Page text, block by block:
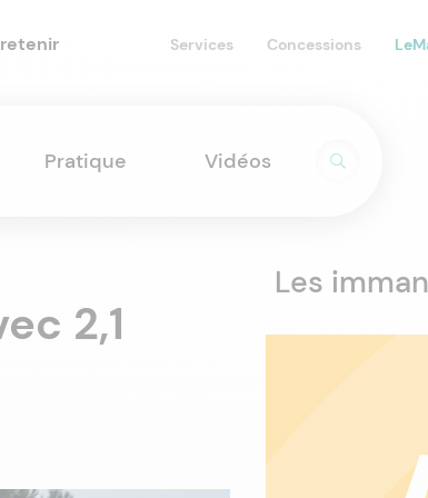
Services Concessions
Pratique Vidéos
2,1
Les